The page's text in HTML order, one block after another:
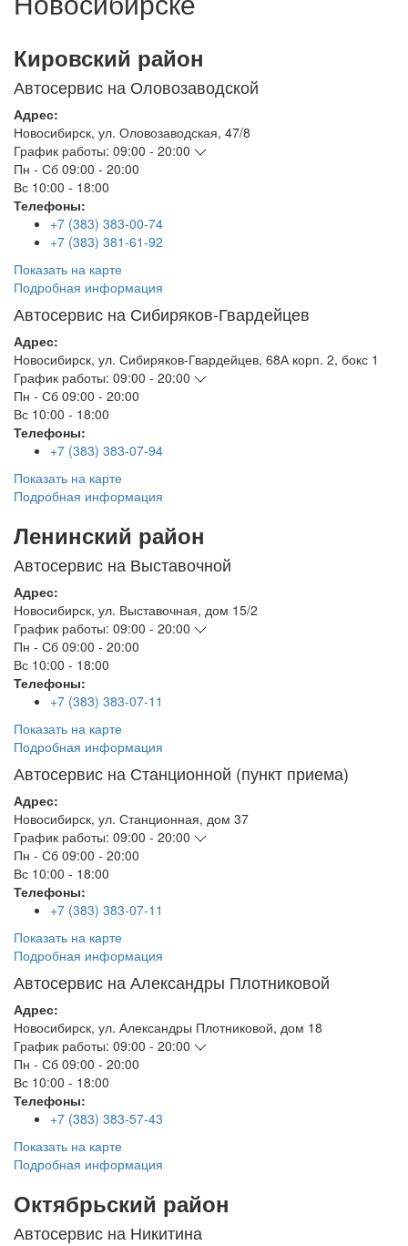
Кировский район
Автосервис на Оловозаводской
Адрес:
Новосибирск, ул. Оловозаводская, 47/8
График работы: 09:00 - 20:00
Пн - Сб 09:00 - 20:00
Вс 10:00 - 18:00
Телефоны:
+7 (383) 383-00-74
+7 (383) 381-61-92
Показать на карте
Подробная информация
Автосервис на Сибиряков-Гвардейцев
Адрес:
Новосибирск, ул. Сибиряков-Гвардейцев, 68А корп. 2, бокс 1
График работы: 09:00 - 20:00
Пн - Сб 09:00 - 20:00
Вс 10:00 - 18:00
Телефоны:
+7 (383) 383-07-94
Показать на карте
Подробная информация
Ленинский район
Автосервис на Выставочной
Адрес:
Новосибирск, ул. Выставочная, дом 15/2
График работы: 09:00 - 20:00
Пн - Сб 09:00 - 20:00
Вс 10:00 - 18:00
Телефоны:
+7 (383) 383-07-11
Показать на карте
Подробная информация
Автосервис на Станционной (пункт приема)
Адрес:
Новосибирск, ул. Станционная, дом 37
График работы: 09:00 - 20:00
Пн - Сб 09:00 - 20:00
Вс 10:00 - 18:00
Телефоны:
+7 (383) 383-07-11
Показать на карте
Подробная информация
Автосервис на Александры Плотниковой
Адрес:
Новосибирск, ул. Александры Плотниковой, дом 18
График работы: 09:00 - 20:00
Пн - Сб 09:00 - 20:00
Вс 10:00 - 18:00
Телефоны:
+7 (383) 383-57-43
Показать на карте
Подробная информация
Октябрьский район
Автосервис на Никитина